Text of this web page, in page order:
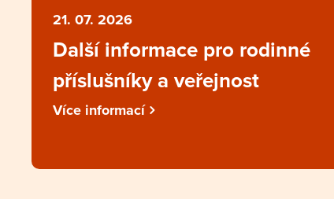
21. 07. 2026
Další informace pro rodinné
příslušníky a veřejnost
Více informací